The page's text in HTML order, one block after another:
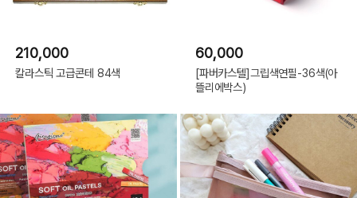
210,000
칼라스틱 고급콘테 84색
60,000
[파버카스텔]그립색연필-36색(아
뜰리에박스)